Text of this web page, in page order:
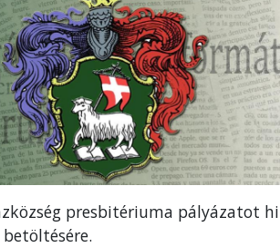
presbitériuma pályázatot